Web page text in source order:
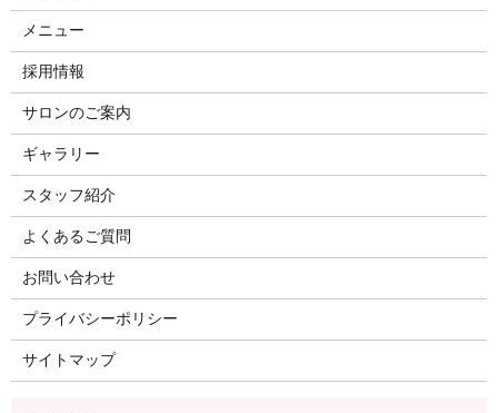
メニュー
採用情報
サロンのご案内
ギャラリー
スタッフ紹介
よくあるご質問
お問い合わせ
プライバシーポリシー
サイトマップ